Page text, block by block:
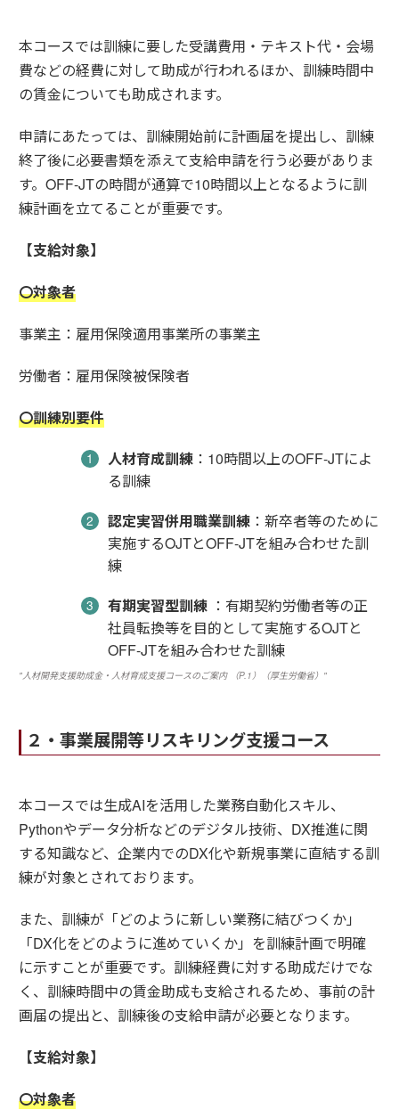
本コースでは訓練に要した受講費用・テキスト代・会場
費などの経費に対して助成が行われるほか、訓練時間中
の賃金についても助成されます。
申請にあたっては、訓練開始前に計画届を提出し、訓練
終了後に必要書類を添えて支給申請を行う必要がありま
す。OFF-JTの時間が通算で10時間以上となるように訓
練計画を立てることが重要です。
【支給対象】
〇対象者
事業主：雇用保険適用事業所の事業主
労働者：雇用保険被保険者
〇訓練別要件
人材育成訓練 ：10時間以上のOFF-JTによ
る訓練
認定実習併用職業訓練 ：新卒者等のために
実施するOJTとOFF-JTを組み合わせた訓
練
有期実習型訓練 ：有期契約労働者等の正
社員転換等を目的として実施するOJTと
OFF-JTを組み合わせた訓練
"人材開発支援助成金・人材育成支援コースのご案内 （P.1）（厚生労働省）"
２・事業展開等リスキリング支援コース
本コースでは生成AIを活用した業務自動化スキル、
Pythonやデータ分析などのデジタル技術、DX推進に関
する知識など、企業内でのDX化や新規事業に直結する訓
練が対象とされております。
また、訓練が「どのように新しい業務に結びつくか」
「DX化をどのように進めていくか」を訓練計画で明確
に示すことが重要です。訓練経費に対する助成だけでな
く、訓練時間中の賃金助成も支給されるため、事前の計
画届の提出と、訓練後の支給申請が必要となります。
【支給対象】
〇対象者